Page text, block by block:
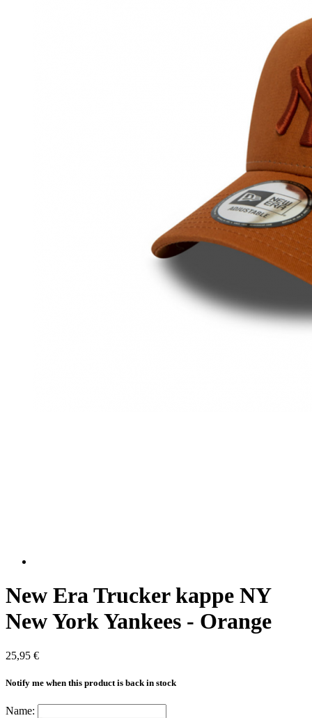
New Era Trucker kappe NY
New York Yankees - Orange
25,95 €
Notify me when this product is back in stock
Name: